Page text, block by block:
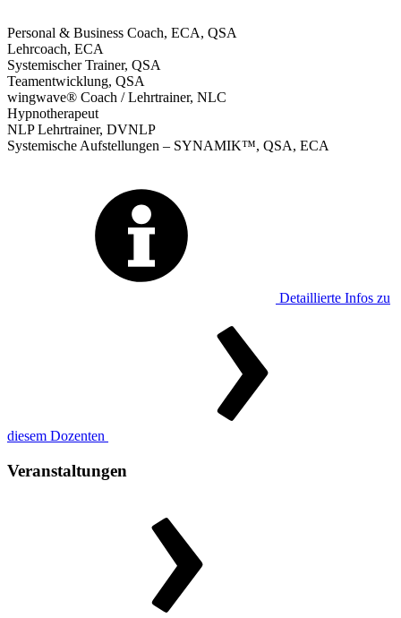
Personal & Business Coach, ECA, QSA
Lehrcoach, ECA
Systemischer Trainer, QSA
Teamentwicklung, QSA
wingwave® Coach / Lehrtrainer, NLC
Hypnotherapeut
NLP Lehrtrainer, DVNLP
Systemische Aufstellungen – SYNAMIK™, QSA, ECA
Detaillierte Infos zu
diesem Dozenten
Veranstaltungen